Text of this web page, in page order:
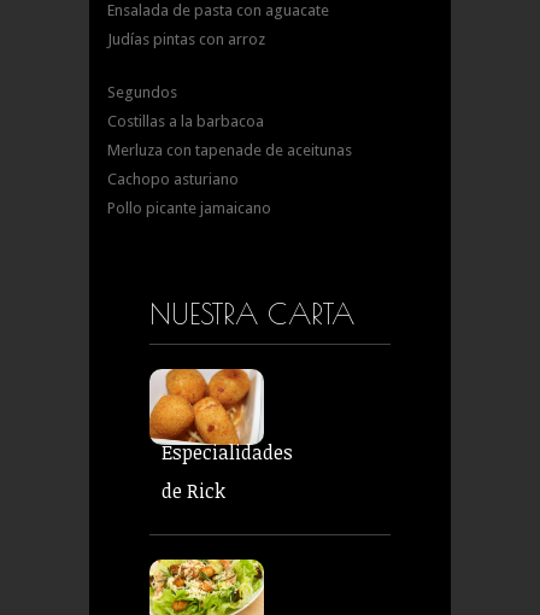
Ensalada de pasta con aguacate
Judías pintas con arroz
Segundos
Costillas a la barbacoa
Merluza con tapenade de aceitunas
Cachopo asturiano
Pollo picante jamaicano
NUESTRA CARTA
Especialidades
de Rick